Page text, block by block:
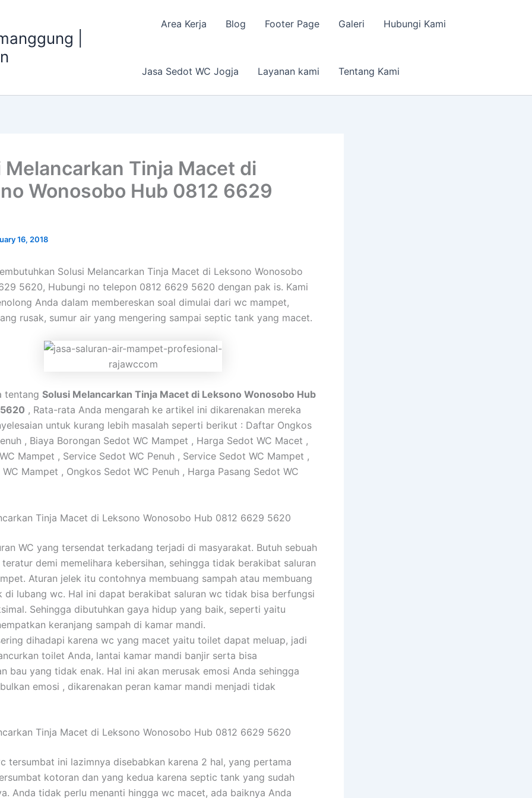
|
Area Kerja Blog Footer Page Galeri Hubungi Kami
Jasa Sedot WC Jogja Layanan kami Tentang Kami
Melancarkan Tinja Macet di
Wonosobo Hub 0812 6629
16, 2018
Solusi Melancarkan Tinja Macet di Leksono Wonosobo
5620, Hubungi no telepon 0812 6629 5620 dengan pak is. Kami
Anda dalam membereskan soal dimulai dari wc mampet,
rusak, sumur air yang mengering sampai septic tank yang macet.
tentang Solusi Melancarkan Tinja Macet di Leksono Wonosobo Hub
, Rata-rata Anda mengarah ke artikel ini dikarenakan mereka
untuk kurang lebih masalah seperti berikut : Daftar Ongkos
, Biaya Borongan Sedot WC Mampet , Harga Sedot WC Macet ,
Mampet , Service Sedot WC Penuh , Service Sedot WC Mampet ,
Mampet , Ongkos Sedot WC Penuh , Harga Pasang Sedot WC
Tinja Macet di Leksono Wonosobo Hub 0812 6629 5620
WC yang tersendat terkadang terjadi di masyarakat. Butuh sebuah
demi memelihara kebersihan, sehingga tidak berakibat saluran
Aturan jelek itu contohnya membuang sampah atau membuang
di lubang wc. Hal ini dapat berakibat saluran wc tidak bisa berfungsi
Sehingga dibutuhkan gaya hidup yang baik, seperti yaitu
keranjang sampah di kamar mandi.
dihadapi karena wc yang macet yaitu toilet dapat meluap, jadi
toilet Anda, lantai kamar mandi banjir serta bisa
bau yang tidak enak. Hal ini akan merusak emosi Anda sehingga
emosi , dikarenakan peran kamar mandi menjadi tidak
Tinja Macet di Leksono Wonosobo Hub 0812 6629 5620
tersumbat ini lazimnya disebabkan karena 2 hal, yang pertama
kotoran dan yang kedua karena septic tank yang sudah
Anda tidak perlu menanti hingga wc macet, ada baiknya Anda